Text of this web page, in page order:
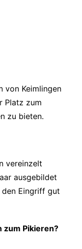
von Keimlingen
Platz zum
zu bieten.
vereinzelt
ausgebildet
den Eingriff gut
zum Pikieren?